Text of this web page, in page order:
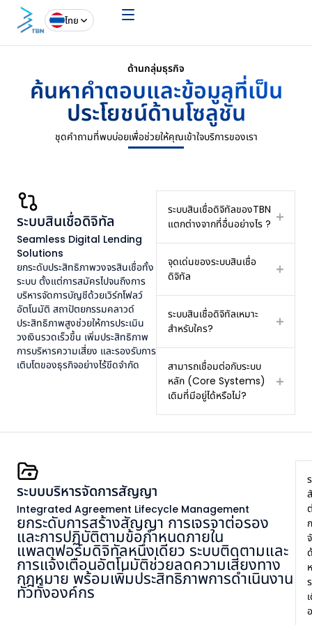
ไทย
ด้านกลุ่มธุรกิจ
ค้นหาคำตอบและข้อมูลที่เป็น
ประโยชน์ด้านโซลูชั่น
ชุดคำถามที่พบบ่อยเพื่อช่วยให้คุณเข้าใจบริการของเรา
ระบบสินเชื่อดิจิทัล
Seamless Digital Lending
Solutions
ยกระดับประสิทธิภาพวงจรสินเชื่อทั้ง
ระบบ ตั้งแต่การสมัครไปจนถึงการ
บริหารจัดการบัญชีด้วยเวิร์กโฟลว์
อัตโนมัติ สถาปัตยกรรมคลาวด์
ประสิทธิภาพสูงช่วยให้การประเมิน
วงเงินรวดเร็วขึ้น เพิ่มประสิทธิภาพ
การบริหารความเสี่ยง และรองรับการ
เติบโตของธุรกิจอย่างไร้ขีดจำกัด
ระบบสินเชื่อดิจิทัลของTBN
แตกต่างจากที่อื่นอย่างไร ?
จุดเด่นของระบบสินเชื่อ
ดิจิทัล
ระบบสินเชื่อดิจิทัลเหมาะ
สำหรับใคร?
สามารถเชื่อมต่อกับระบบ
หลัก (Core Systems)
เดิมที่มีอยู่ได้หรือไม่?
ระบบบริหารจัดการสัญญา
Integrated Agreement Lifecycle Management
ยกระดับการสร้างสัญญา การเจรจาต่อรอง
และการปฏิบัติตามข้อกำหนดภายใน
แพลตฟอร์มดิจิทัลหนึ่งเดียว ระบบติดตามและ
การแจ้งเตือนอัตโนมัติช่วยลดความเสี่ยงทาง
กฎหมาย พร้อมเพิ่มประสิทธิภาพการดำเนินงาน
ทั่วทั้งองค์กร